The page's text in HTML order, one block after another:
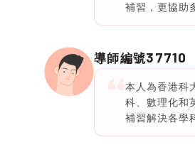
補習，更協助
導師編號37710
本人為香港科
科、數理化和
補習解決各學